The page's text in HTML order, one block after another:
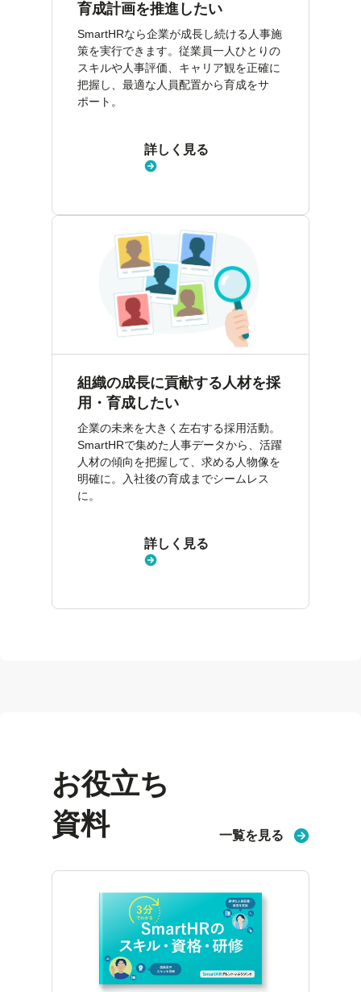
育成計画を推進したい
SmartHRなら企業が成長し続ける人事施
策を実行できます。従業員一人ひとりの
スキルや人事評価、キャリア観を正確に
把握し、最適な人員配置から育成をサ
ポート。
詳しく見る
組織の成長に貢献する人材を採
用・育成したい
企業の未来を大きく左右する採用活動。
SmartHRで集めた人事データから、活躍
人材の傾向を把握して、求める人物像を
明確に。入社後の育成までシームレス
に。
詳しく見る
お役立ち
資料
一覧を見る